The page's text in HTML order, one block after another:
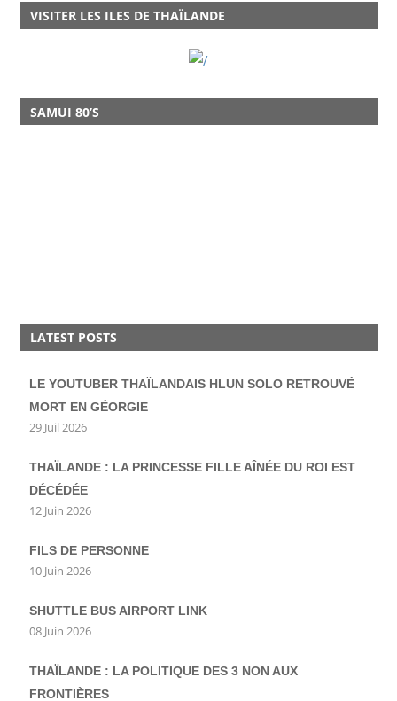
VISITER LES ILES DE THAÏLANDE
SAMUI 80’S
LATEST POSTS
LE YOUTUBER THAÏLANDAIS HLUN SOLO RETROUVÉ
MORT EN GÉORGIE
29 Juil 2026
THAÏLANDE : LA PRINCESSE FILLE AÎNÉE DU ROI EST
DÉCÉDÉE
12 Juin 2026
FILS DE PERSONNE
10 Juin 2026
SHUTTLE BUS AIRPORT LINK
08 Juin 2026
THAÏLANDE : LA POLITIQUE DES 3 NON AUX
FRONTIÈRES